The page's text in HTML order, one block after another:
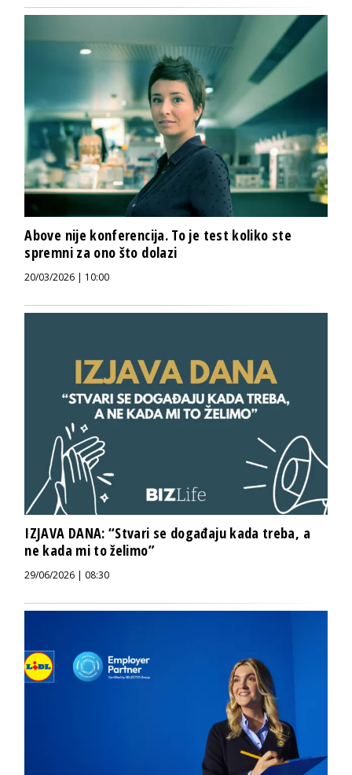
Above nije konferencija. To je test koliko ste
spremni za ono što dolazi
20/03/2026 | 10:00
IZJAVA DANA: “Stvari se događaju kada treba, a
ne kada mi to želimo”
29/06/2026 | 08:30